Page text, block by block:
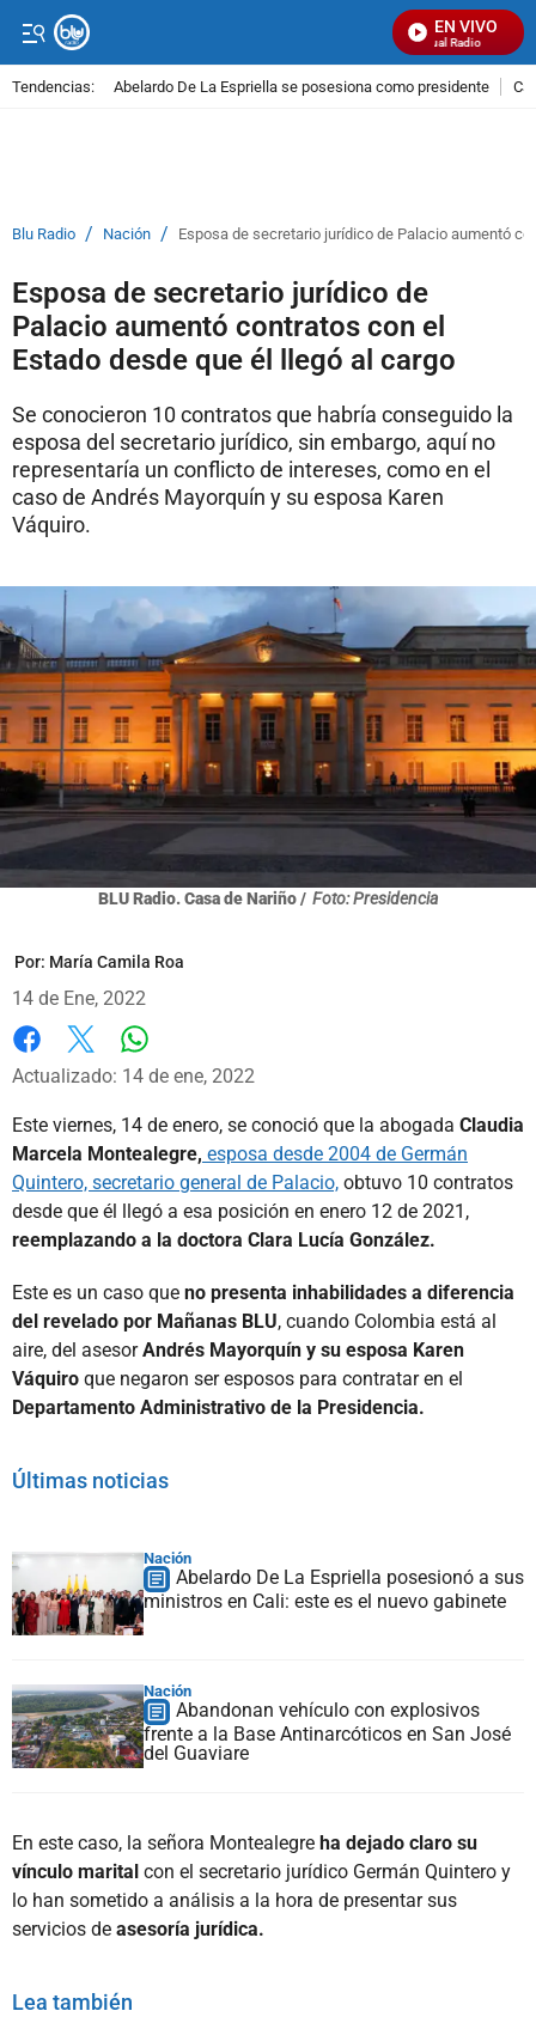
EN VIVO
Señal Visual Radio
Tendencias: Abelardo De La Espriella se posesiona como presidente
Blu Radio / Nación / Esposa de secretario jurídico de Palacio aumentó
Esposa de secretario jurídico de
Palacio aumentó contratos con el
Estado desde que él llegó al cargo
Se conocieron 10 contratos que habría conseguido la
esposa del secretario jurídico, sin embargo, aquí no
representaría un conflicto de intereses, como en el
caso de Andrés Mayorquín y su esposa Karen
Váquiro.
BLU Radio. Casa de Nariño / Foto: Presidencia
Por: María Camila Roa
14 de Ene, 2022
Facebook
X
Actualizado: 14 de ene, 2022
Este viernes, 14 de enero, se conoció que la abogada Claudia
Marcela Montealegre, esposa desde 2004 de Germán
Quintero, secretario general de Palacio, obtuvo 10 contratos
desde que él llegó a esa posición en enero 12 de 2021,
reemplazando a la doctora Clara Lucía González.
Este es un caso que no presenta inhabilidades a diferencia
del revelado por Mañanas BLU, cuando Colombia está al
aire, del asesorAndrés Mayorquín y su esposa Karen
Váquiro que negaron ser esposos para contratar en el
Departamento Administrativo de la Presidencia.
Últimas noticias
Nación
Abelardo De La Espriella posesionó a sus
ministros en Cali: este es el nuevo gabinete
Nación
Abandonan vehículo con explosivos
frente a la Base Antinarcóticos en San José
del Guaviare
En este caso, la señora Montealegre ha dejado claro su
vínculo marital con el secretario jurídico Germán Quintero y
lo han sometido a análisis a la hora de presentar sus
servicios de asesoría jurídica.
Lea también